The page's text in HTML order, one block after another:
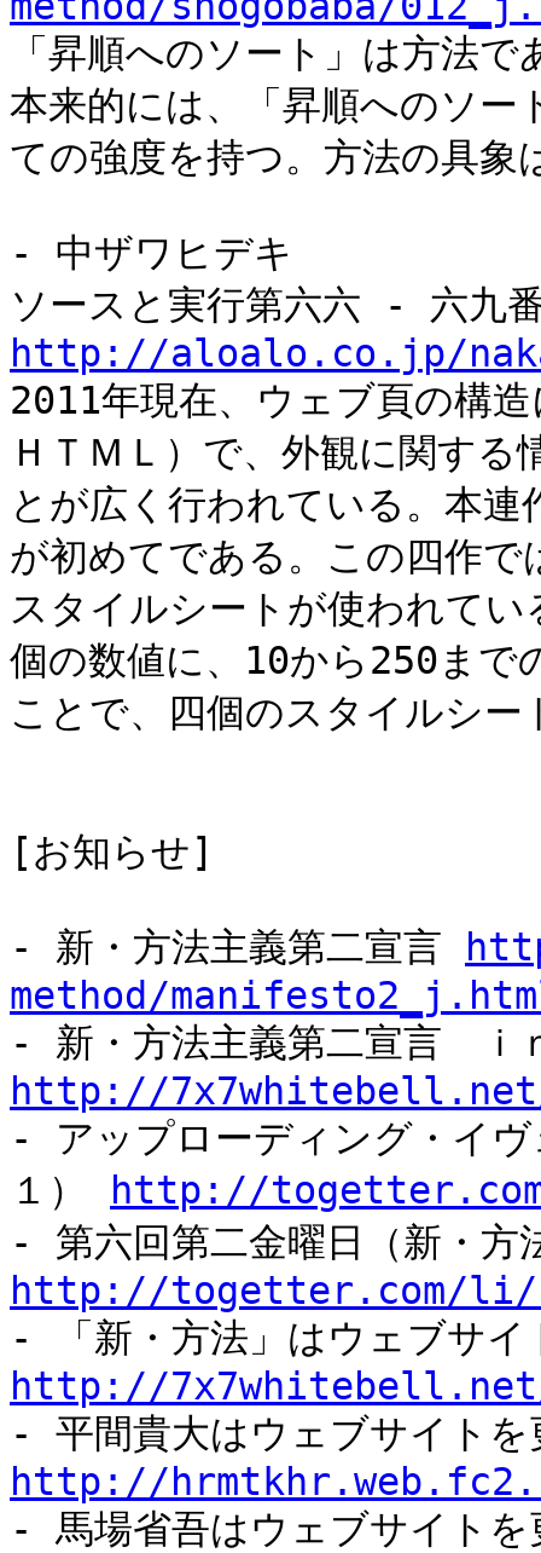
「昇順へのソート」は方法
本来的には、「昇順へのソー
ての強度を持つ。方法の具象
- 中ザワヒデキ
ソースと実行第六六 - 六九
http://aloalo.co.jp/
2011年現在、ウェブ頁の構
ＨＴＭＬ）で、外観に関す
とが広く行われている。本
が初めてである。この四作で
スタイルシートが使われて
個の数値に、10から250まで
ことで、四個のスタイルシー
[お知らせ]
- 新・方法主義第二宣言
method/
- 新・方法主義第二宣言 ｉ
http://
- アップローディング・イ
１）
http://
- 第六回第二金曜日（新・
http://togetter.com/li/
- 「新・方法」はウェブサイ
http://7x7whitebell.net/
- 平間貴大はウェブサイトを
http://
- 馬場省吾はウェブサイトを